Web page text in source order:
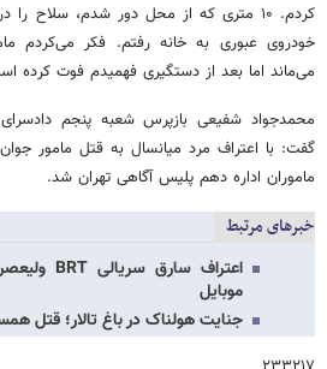
کردم. ۱۰ متری که از محل دور شدم، سلاح
خودروی عبوری به خانه رفتم. فکر می‌کردم
می‌ماند اما بعد از دستگیری فهمیدم فوت کرده
محمدجواد شفیعی بازپرس شعبه پنجم دادسرای
گفت: با اعتراف مرد میانسال به قتل مامور
ماموران اداره دهم پلیس آگاهی تهران شد.
خبرهای مرتبط
موبایل
جنایت هولناک در باغ تالار؛ قتل